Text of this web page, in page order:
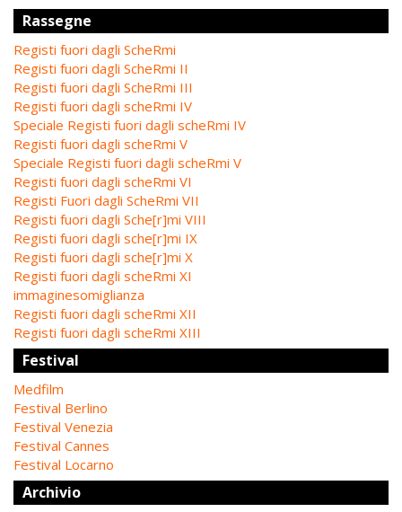
Rassegne
Registi fuori dagli ScheRmi
Registi fuori dagli ScheRmi II
Registi fuori dagli ScheRmi III
Registi fuori dagli scheRmi IV
Speciale Registi fuori dagli scheRmi IV
Registi fuori dagli scheRmi V
Speciale Registi fuori dagli scheRmi V
Registi fuori dagli scheRmi VI
Registi Fuori dagli ScheRmi VII
Registi fuori dagli Sche[r]mi VIII
Registi fuori dagli sche[r]mi IX
Registi fuori dagli sche[r]mi X
Registi fuori dagli scheRmi XI
immaginesomiglianza
Registi fuori dagli scheRmi XII
Registi fuori dagli scheRmi XIII
Festival
Medfilm
Festival Berlino
Festival Venezia
Festival Cannes
Festival Locarno
Archivio